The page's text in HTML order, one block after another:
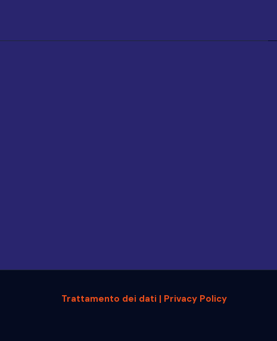
Trattamento dei dati | Privacy Policy